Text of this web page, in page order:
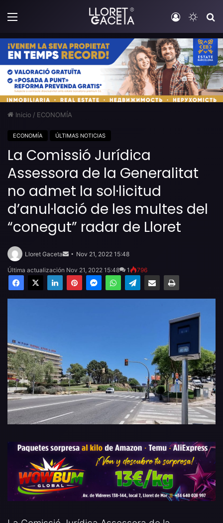
Menú Iniciar
Inicio / ECONOMÍA
ECONOMÍA ÚLTIMAS NOTICIAS
La Comissió Jurídica
Assessora de la Generalitat
no admet la sol·licitud
d’anul·lació de les multes del
“conegut” radar de Lloret
Lloret Gaceta
email
Nov 21, 2022 15:48
Última actualización Nov 21, 2022 15:48 1 796
Facebook
X LinkedInPinterestMessengerWhatsAppTelegramCompartir por email Imprimir